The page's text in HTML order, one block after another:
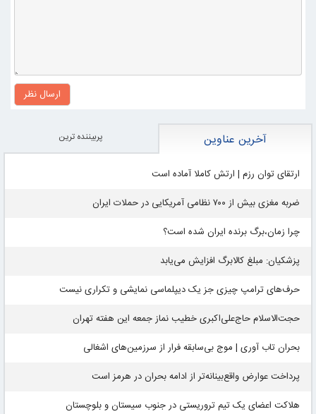
ارسال نظر
آخرین عناوین پربيننده ترين
ارتقای توان رزم | ارتش کاملا آماده است
ضربه مغزی بیش از ۷۰۰ نظامی آمریکایی در حملات ایران
چرا زمان،برگ برنده ایران شده است؟
پزشکیان: مبلغ کالابرگ افزایش می‌یابد
حرف‌های ترامپ چیزی جز یک دیپلماسی نمایشی و تکراری نیست
حجت‌الاسلام حاج‌علی‌اکبری خطیب نماز جمعه این هفته تهران
بحران تاب آوری | موج بی‌سابقه فرار از سرزمین‌های اشغالی
پرداخت عوارض واقع‌بینانه‌تر از ادامه بحران در هرمز است
هلاکت اعضای یک تیم تروریستی در جنوب سیستان و بلوچستان